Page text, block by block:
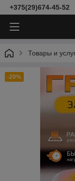
+375(29)674-45-52
Товары и
-20%